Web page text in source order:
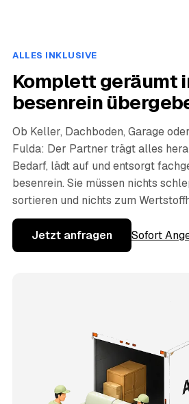
ALLES INKLUSIVE
Komplett geräumt
besenrein
Ob Keller, Dachboden, Garage
Fulda: Der Partner trägt alles
Bedarf, lädt auf und entsorgt
besenrein. Sie müssen nichts
sortieren und nichts zum
Jetzt anfragen Sofort